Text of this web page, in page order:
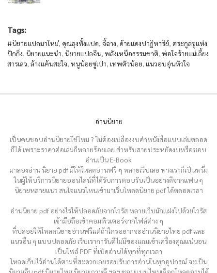
Tags:
#นิยายแปลมาใหม่, คุณลุงทั้งแปด, จี้ฉาง, ด้ายแดงปาฏิหาริย์, ตระกูลซูแห่ง
ปักกิ่ง, นิยายแนะนำ, นิยายแปลจีน, พลังเหนือธรรมชาติ, พ่อใจร้ายแม่เลี้ยง
สารเลว, ล้างแค้นสะใจ, หนูน้อยซู่เป่า, เทพตัวน้อย, แนวอบอุ่นหัวใจ
อ่านนิยาย
เป็นคนชอบอ่านนิยายใช่ไหม ? ไม่ต้องเปลืองงบค่าหนังสือแบบเล่มตลอด
ก็ได้ เพราะราคาต่อเล่มก็หลายร้อยเลย สำหรับสายประหยัดงบหรือชอบ
อ่านเป็น E-Book
มาลองอ่าน นิยาย pdf มีให้โหลดอ่านฟรี ๆ หลายเว็บเลย ทางเราก็เป็นหนึ่ง
ในผู้ให้บริการนิยายออนไลน์ที่ได้รับการตอบรับเป็นอย่างดีจากแฟน ๆ
นิยายหลายแนว สนใจแนวไหนเข้ามาเว็บโหลดนิยาย pdf ได้ตลอดเวลา
อ่านนิยาย pdf อย่างไรให้ปลอดภัยจากไวรัส หลายเว็บมักแฝงไปด้วยไวรัส
เข้ามือถือเข้าคอมพิวเตอร์จากไฟล์ต่าง ๆ
ที่ปล่อยให้โหลดนิยายอ่านฟรีแต่ถ้าใครอยากจะอ่านนิยายไทย pdf และ
แนวอื่น ๆ แบบปลอดภัย เว็บเราการันตีไม่มีของแถมเข้าเครื่องคุณแน่นอน
เป็นไฟล์ PDF ที่เปิดอ่านได้ทุกที่ทุกเวลา
โหลดเก็บไว้อ่านได้ตามที่สะดวกเลยรอบรับการอ่านในทุกอุปกรณ์ จะเป็น